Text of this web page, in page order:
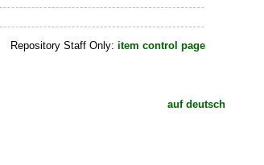
Repository Staff Only: item control page
auf deutsch